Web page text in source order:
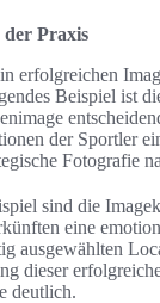
der Praxis
erfolgreichen
Beispiel ist
der Sportler
Fotografie
sind die
eine
ausgewählten
dieser
deutlich.